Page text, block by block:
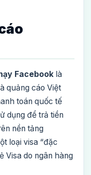
Facebook là
quảng cáo Việt
toán quốc tế
dụng để trả tiền
nền tảng
loại visa “đặc
Visa do ngân hàng